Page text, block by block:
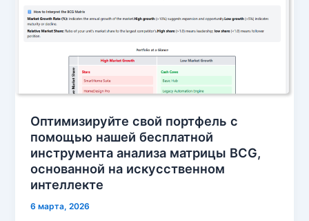
Оптимизируйте свой портфель с
помощью нашей бесплатной
инструмента анализа матрицы BCG,
основанной на искусственном
интеллекте
6 марта, 2026